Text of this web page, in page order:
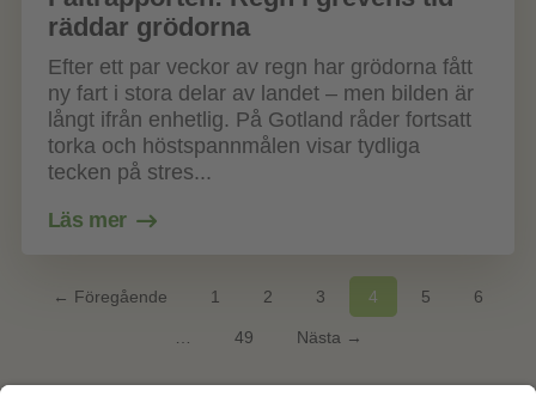
räddar grödorna
Efter ett par veckor av regn har grödorna fått
ny fart i stora delar av landet – men bilden är
långt ifrån enhetlig. På Gotland råder fortsatt
torka och höstspannmålen visar tydliga
tecken på stres...
Läs mer
← Föregående 1 2 3 4 5 6
… 49 Nästa →